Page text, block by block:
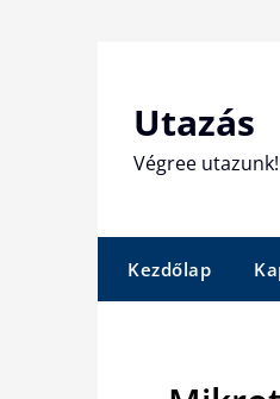
Utazás
Végree
Kezdőlap